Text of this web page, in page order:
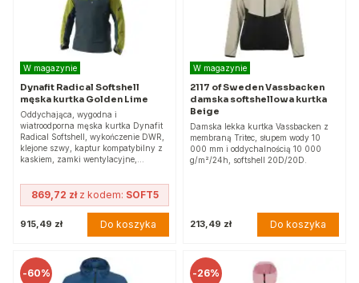
W magazynie
Dynafit Radical Softshell
męska kurtka Golden Lime
Oddychająca, wygodna i
wiatroodporna męska kurtka Dynafit
Radical Softshell, wykończenie DWR,
klejone szwy, kaptur kompatybilny z
kaskiem, zamki wentylacyjne,…
869,72 złz kodem: SOFT5
915,49 zł Do koszyka
W magazynie
2117 of Sweden Vassbacken
damska softshellowa kurtka
Beige
Damska lekka kurtka Vassbacken z
membraną Tritec, słupem wody 10
000 mm i oddychalnością 10 000
g/m²/24h, softshell 20D/20D.
213,49 zł Do koszyka
-60% -26%